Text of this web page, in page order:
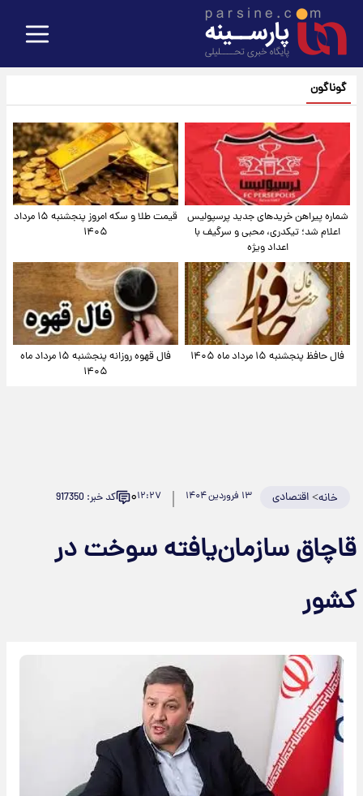
گوناگون
شماره پیراهن خریدهای جدید پرسپولیس
اعلام شد؛ تیکدری، محبی و سرگیف با
اعداد ویژه
قیمت طلا و سکه امروز پنجشنبه ۱۵ مرداد
۱۴۰۵
فال حافظ پنجشنبه ۱۵ مرداد ماه ۱۴۰۵
فال قهوه روزانه پنجشنبه ۱۵ مرداد ماه
۱۴۰۵
خانه>اقتصادی ۱۳ فروردین ۱۴۰۴ ۱۲:۲۷۰ کد خبر: 917350
قاچاق سازمان‌یافته سوخت در
کشور